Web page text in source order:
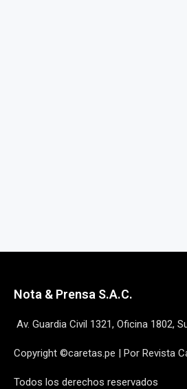
Nota & Prensa S.A.C.
Av. Guardia Civil 1321, Oficina 1802,
Copyright ©caretas.pe | Por Revista
Todos los derechos reservados